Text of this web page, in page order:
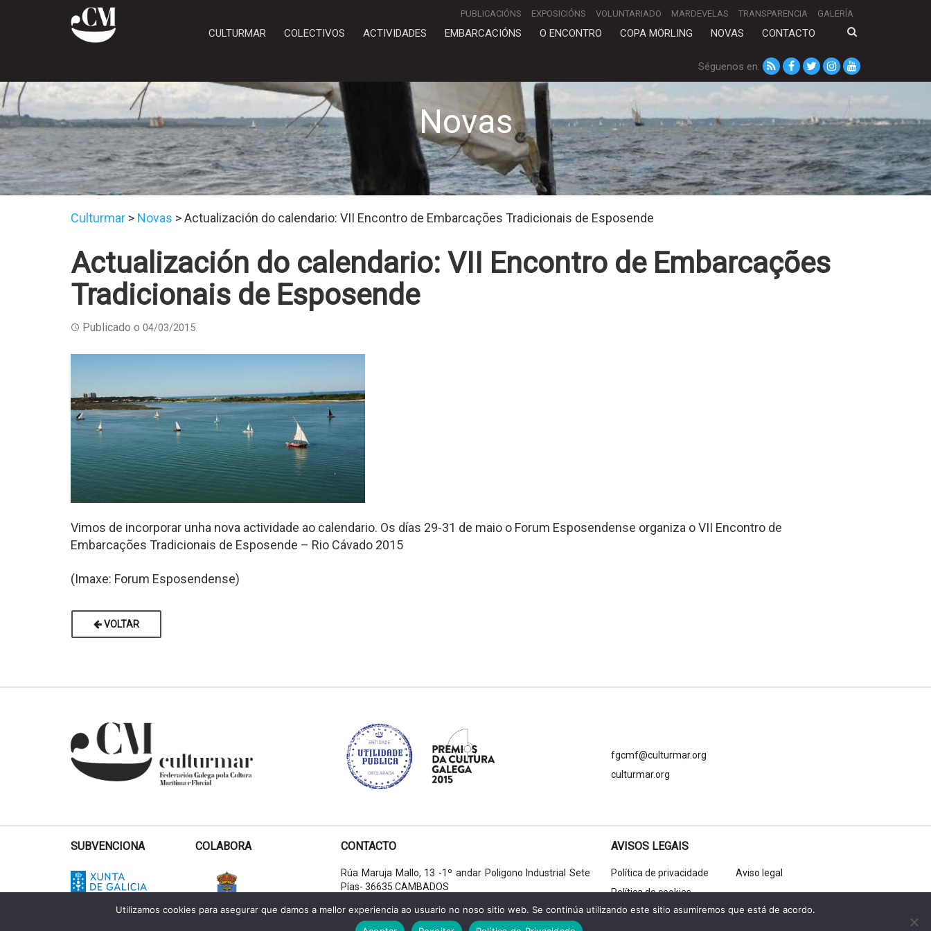
PUBLICACIÓNS EXPOSICIÓNS VOLUNTARIADO MARDEVELAS TRANSPARENCIA GALERÍA
CULTURMAR COLECTIVOS ACTIVIDADES EMBARCACIÓNS O ENCONTRO COPA MÖRLING NOVAS CONTACTO
Séguenos en:
Novas
Culturmar > Novas >Actualización do calendario: VII Encontro de Embarcações Tradicionais de Esposende
Actualización do calendario: VII Encontro de Embarcações
Tradicionais de Esposende
Publicado o 04/03/2015
Vimos de incorporar unha nova actividade ao calendario. Os días 29-31 de maio o Forum Esposendense organiza o VII Encontro de
Embarcações Tradicionais de Esposende – Rio Cávado 2015
(Imaxe: Forum Esposendense)
VOLTAR
fgcmf@culturmar.org
culturmar.org
SUBVENCIONA COLABORA CONTACTO
Rúa Maruja Mallo, 13 -1º andar Poligono Industrial Sete
Pías- 36635 CAMBADOS
+34 986 524 845
+34 633 136 161
AVISOS LEGAIS
Política de privacidade
Aviso legal
Política de cookies
Utilizamos cookies para asegurar que damos a mellor experiencia ao usuario no noso sitio web. Se continúa utilizando este sitio asumiremos que está de acordo.